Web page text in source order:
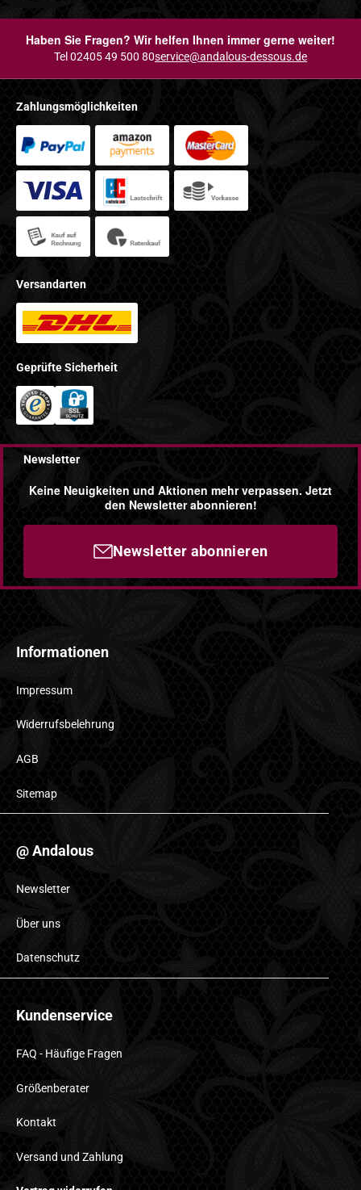
Haben Sie Fragen? Wir helfen Ihnen immer gerne weiter!
Tel 02405 49 500 80service@andalous-dessous.de
Zahlungsmöglichkeiten
Versandarten
Geprüfte Sicherheit
Newsletter
Keine Neuigkeiten und Aktionen mehr verpassen. Jetzt
den Newsletter abonnieren!
Newsletter abonnieren
Informationen
Impressum
Widerrufsbelehrung
AGB
Sitemap
@ Andalous
Newsletter
Über uns
Datenschutz
Kundenservice
FAQ - Häufige Fragen
Größenberater
Kontakt
Versand und Zahlung